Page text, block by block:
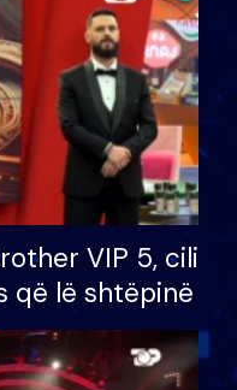
VIP 5, cili
që lë shtëpinë